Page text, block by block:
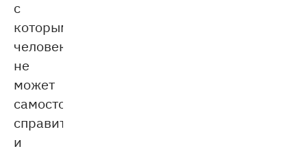
с
которыми
человек
не
может
самостоятельно
справиться
и